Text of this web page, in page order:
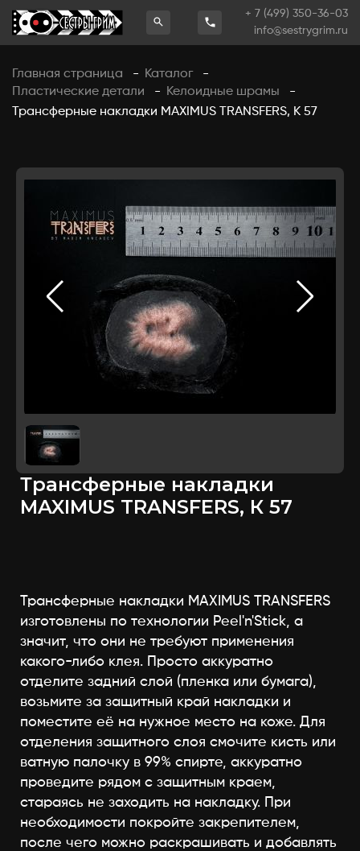
+ 7 (499) 350-36-03
info@sestrygrim.ru
Главная страница - Каталог
-
Пластические детали
- Келоидные шрамы
-
Трансферные накладки MAXIMUS TRANSFERS, К 57
Трансферные накладки
MAXIMUS TRANSFERS, К 57
Трансферные накладки MAXIMUS TRANSFERS
изготовлены по технологии Peel'n'Stick, а
значит, что они не требуют применения
какого-либо клея. Просто аккуратно
отделите задний слой (пленка или бумага),
возьмите за защитный край накладки и
поместите её на нужное место на коже. Для
отделения защитного слоя смочите кисть или
ватную палочку в 99% спирте, аккуратно
проведите рядом с защитным краем,
стараясь не заходить на накладку. При
необходимости покройте закрепителем,
после чего можно раскрашивать и добавлять